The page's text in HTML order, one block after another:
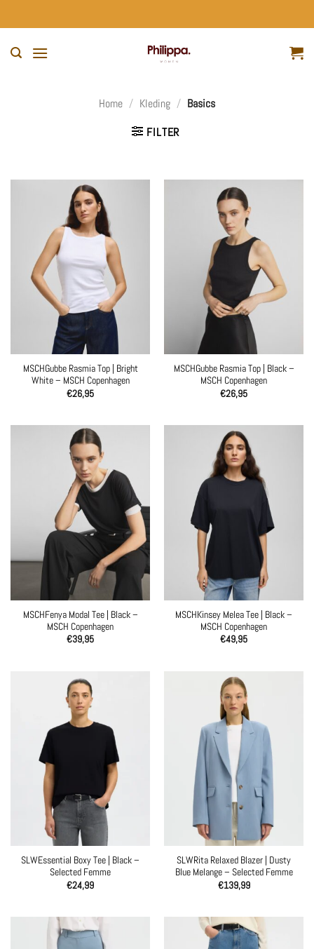
naar
Home / Kleding / Basics
FILTER
MSCHGubbe Rasmia Top | Bright
White – MSCH Copenhagen
€26,95
MSCHGubbe Rasmia Top | Black –
MSCH Copenhagen
€26,95
MSCHFenya Modal Tee | Black –
MSCH Copenhagen
€39,95
MSCHKinsey Melea Tee | Black –
MSCH Copenhagen
€49,95
SLWEssential Boxy Tee | Black –
Selected Femme
€24,99
SLWRita Relaxed Blazer | Dusty
Blue Melange – Selected Femme
€139,99